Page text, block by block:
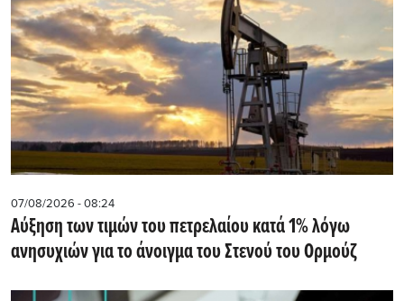
07/08/2026 - 08:24
Αύξηση των τιμών του πετρελαίου κατά 1% λόγω
ανησυχιών για το άνοιγμα του Στενού του Ορμούζ